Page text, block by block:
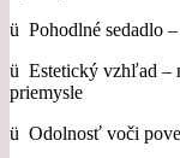
ü Pohodlné sedadlo
ü Estetický vzhľad –
priemysle
ü Odolnosť voči